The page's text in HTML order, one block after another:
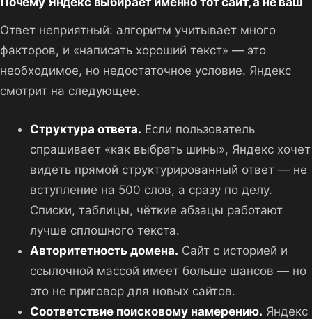
Ответ неприятный: алгоритм учитывает много
факторов, и «написать хороший текст» — это
необходимое, но недостаточное условие. Яндекс
смотрит на следующее.
Структура ответа. Если пользователь
спрашивает «как выбрать шины», Яндекс хочет
видеть прямой структурированный ответ — не
вступление на 500 слов, а сразу по делу.
Списки, таблицы, чёткие абзацы работают
лучше сплошного текста.
Авторитетность домена. Сайт с историей и
ссылочной массой имеет больше шансов — но
это не приговор для новых сайтов.
Соответствие поисковому намерению. Яндекс